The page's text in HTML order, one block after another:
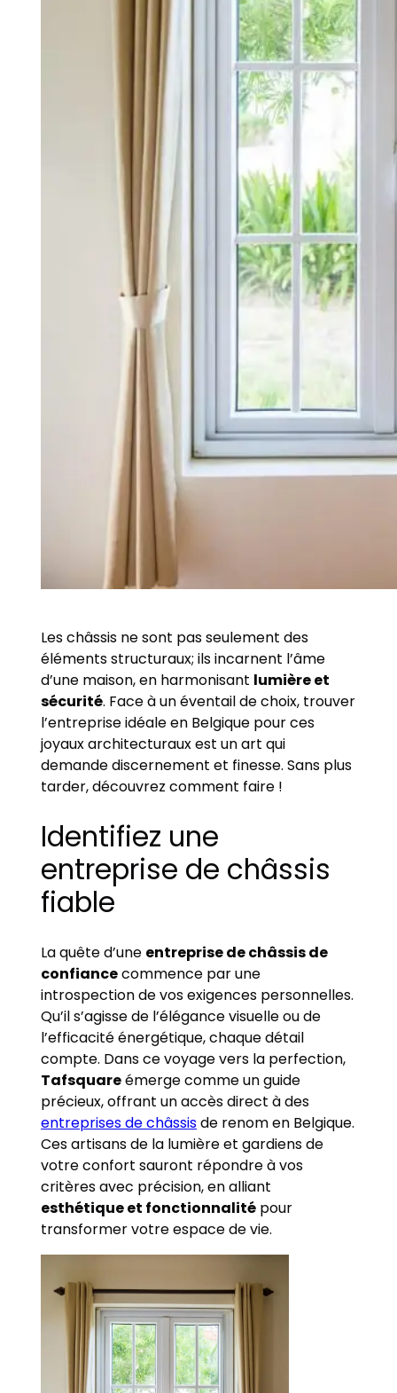
Les châssis ne sont pas seulement des
éléments structuraux; ils incarnent l’âme
d’une maison, en harmonisant lumière et
sécurité. Face à un éventail de choix, trouver
l’entreprise idéale en Belgique pour ces
joyaux architecturaux est un art qui
demande discernement et finesse. Sans plus
tarder, découvrez comment faire !
Identifiez une
entreprise de châssis
fiable
La quête d’une entreprise de châssis de
confiancecommence par une
introspection de vos exigences personnelles.
Qu’il s’agisse de l’élégance visuelle ou de
l’efficacité énergétique, chaque détail
compte. Dans ce voyage vers la perfection,
Tafsquareémerge comme un guide
précieux, offrant un accès direct à des
entreprises de châssisde renom en Belgique.
Ces artisans de la lumière et gardiens de
votre confort sauront répondre à vos
critères avec précision, en alliant
esthétique et fonctionnalité pour
transformer votre espace de vie.